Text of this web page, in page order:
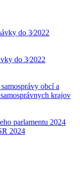
do 3⁄2022
do 3⁄2022
obcí a
krajov
parlamentu 2024
2024